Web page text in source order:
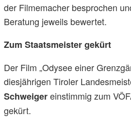
der Filmemacher besprochen
Beratung jeweils bewertet.
Zum Staatsmeister gekürt
Der Film „Odysee einer
diesjährigen Tiroler
Schweigereinstimmig zum
gekürt.